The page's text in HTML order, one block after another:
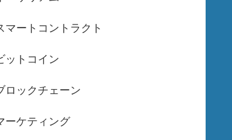
マートコントラクト
ットコイン
ロックチェーン
ーケティング